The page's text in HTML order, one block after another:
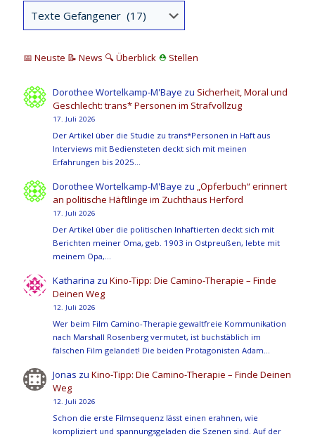
📅 Neuste 📝 News 🔍 Überblick ⛑ Stellen
Dorothee Wortelkamp-M'Baye zu Sicherheit, Moral und
Geschlecht: trans* Personen im Strafvollzug
17. Juli 2026
Der Artikel über die Studie zu trans*Personen in Haft aus
Interviews mit Bediensteten deckt sich mit meinen
Erfahrungen bis 2025…
Dorothee Wortelkamp-M'Baye zu „Opferbuch“ erinnert
an politische Häftlinge im Zuchthaus Herford
17. Juli 2026
Der Artikel über die politischen Inhaftierten deckt sich mit
Berichten meiner Oma, geb. 1903 in Ostpreußen, lebte mit
meinem Opa,…
Katharina zuKino-Tipp: Die Camino-Therapie – Finde
Deinen Weg
12. Juli 2026
Wer beim Film Camino-Therapie gewaltfreie Kommunikation
nach Marshall Rosenberg vermutet, ist buchstäblich im
falschen Film gelandet! Die beiden Protagonisten Adam…
Jonas zuKino-Tipp: Die Camino-Therapie – Finde Deinen
Weg
12. Juli 2026
Schon die erste Filmsequenz lässt einen erahnen, wie
kompliziert und spannungsgeladen die Szenen sind. Auf der